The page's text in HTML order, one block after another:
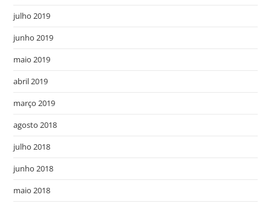
julho 2019
junho 2019
maio 2019
abril 2019
março 2019
agosto 2018
julho 2018
junho 2018
maio 2018